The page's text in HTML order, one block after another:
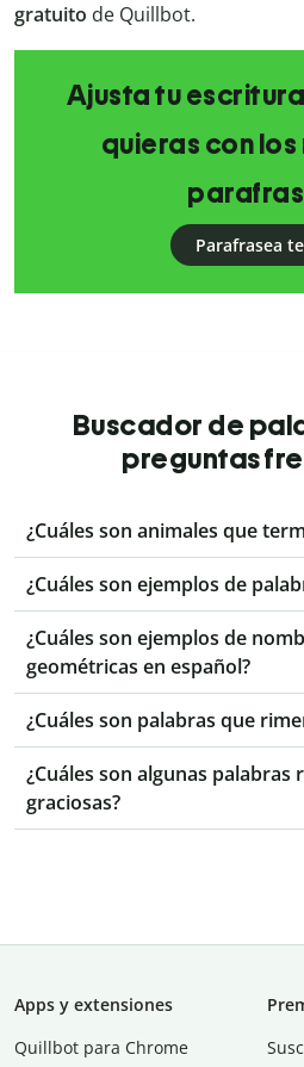
gratuito de Quillbot.
Ajusta tu
quieras con
Parafrasea
Buscador de
preguntas
¿Cuáles son animales que
¿Cuáles son ejemplos de
¿Cuáles son ejemplos de
geométricas en español?
¿Cuáles son palabras que
¿Cuáles son algunas palabras
graciosas?
Apps y extensiones
Quillbot para Chrome